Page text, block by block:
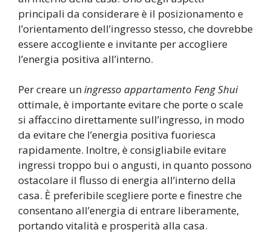
principali da considerare è il posizionamento e
l’orientamento dell’ingresso stesso, che dovrebbe
essere accogliente e invitante per accogliere
l’energia positiva all’interno.
Per creare uningresso appartamento Feng Shui
ottimale, è importante evitare che porte o scale
si affaccino direttamente sull’ingresso, in modo
da evitare che l’energia positiva fuoriesca
rapidamente. Inoltre, è consigliabile evitare
ingressi troppo bui o angusti, in quanto possono
ostacolare il flusso di energia all’interno della
casa. È preferibile scegliere porte e finestre che
consentano all’energia di entrare liberamente,
portando vitalità e prosperità alla casa.